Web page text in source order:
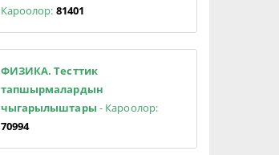
Кароолор: 81401
ФИЗИКА. Тесттик
тапшырмалардын
чыгарылыштары - Кароолор:
70994